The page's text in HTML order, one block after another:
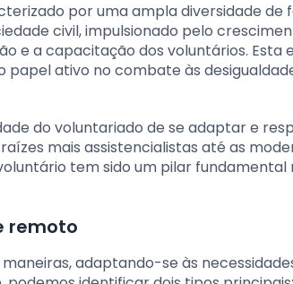
por uma ampla diversidade de
civil, impulsionado pelo
e a capacitação dos voluntários. Esta
ativo no combate às
do voluntariado de se adaptar e
mais assistencialistas até as
tem sido um pilar fundamental
remoto
adaptando-se às